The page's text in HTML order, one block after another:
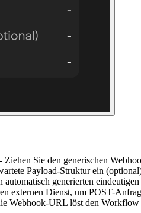
- Ziehen Sie den generischen
Payload-Struktur ein
automatisch generierten
externen Dienst, um POST-
Webhook-URL löst den Workflow